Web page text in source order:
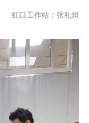
虹口工作站：张礼烜